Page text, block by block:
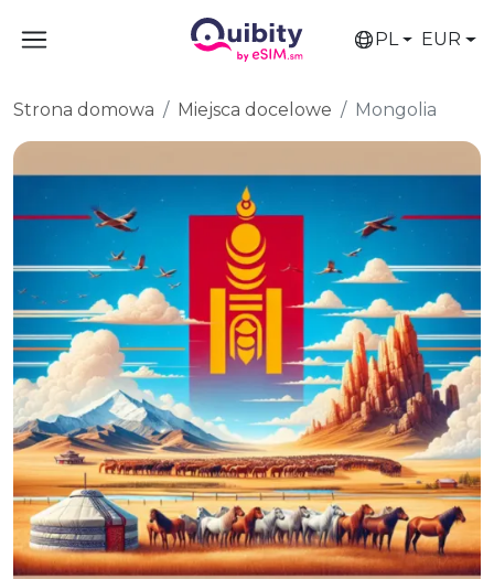
PL EUR
Strona domowa Miejsca docelowe Mongolia